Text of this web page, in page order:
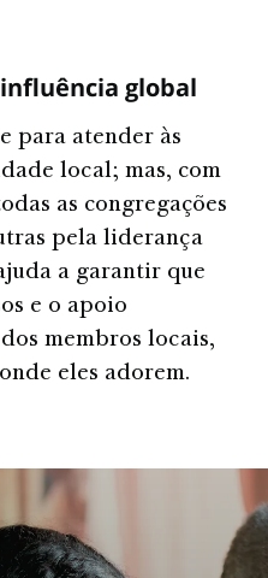
global
para atender às
local; mas, com
as congregações
pela liderança
a garantir que
e o apoio
membros locais,
eles adorem.